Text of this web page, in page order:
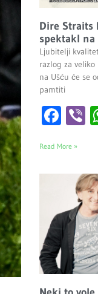
Dire Straits
spektakl na
Ljubitelji
razlog za
na Ušću će se
pamtiti
Read More »